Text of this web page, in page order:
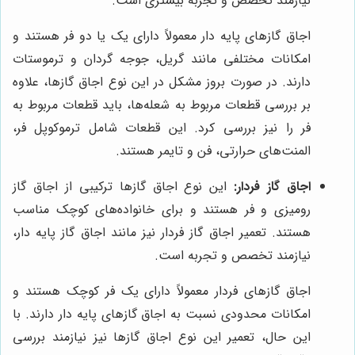
اجاق گازهای پایه دار معمولاً دارای یک یا دو فر هستند و
امکانات مختلفی مانند گریل، جوجه گردان و ترموستات
دارند. در صورت بروز مشکل در این نوع اجاق گازها، علاوه
بر بررسی قطعات مربوط به شعله‌ها، باید قطعات مربوط به
فر را نیز بررسی کرد. این قطعات شامل ترموکوپل فر،
المنت‌های حرارتی، فن و تایمر هستند.
اجاق گاز فردار: این نوع اجاق گازها ترکیبی از اجاق گاز
رومیزی و فر هستند و برای خانواده‌های کوچک مناسب
هستند. تعمیر اجاق گاز فردار نیز مانند اجاق گاز پایه دار،
نیازمند تخصص و تجربه است.
اجاق گازهای فردار معمولاً دارای یک فر کوچک هستند و
امکانات محدودی نسبت به اجاق گازهای پایه دار دارند. با
این حال، تعمیر این نوع اجاق گازها نیز نیازمند بررسی